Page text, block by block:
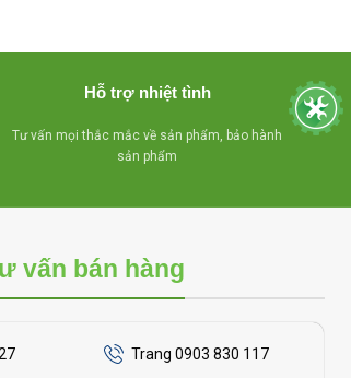
Hỗ trợ nhiệt tình
Tư vấn mọi thắc mắc về sản phẩm, bảo hành
sản phẩm
vấn bán hàng
Trang 0903 830 117